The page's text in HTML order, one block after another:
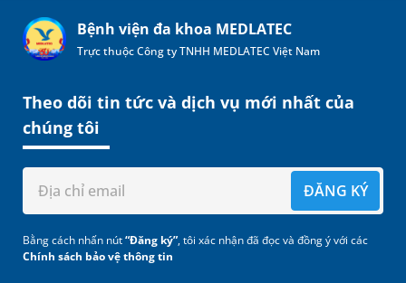
Bệnh viện đa khoa MEDLATEC
Trực thuộc Công ty TNHH MEDLATEC Việt Nam
Theo dõi tin tức và dịch vụ mới nhất của
chúng tôi
ĐĂNG KÝ
Bằng cách nhấn nút“Đăng ký”, tôi xác nhận đã đọc và đồng ý với các
Chính sách bảo vệ thông tin